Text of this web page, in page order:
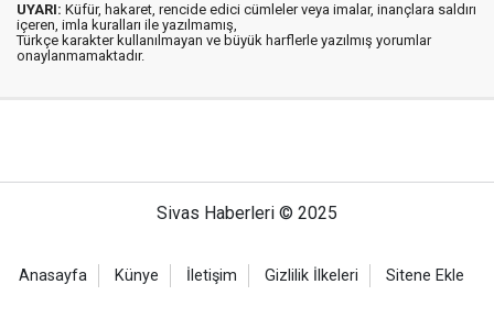
UYARI: Küfür, hakaret, rencide edici cümleler veya imalar, inançlara saldırı
içeren, imla kuralları ile yazılmamış,
Türkçe karakter kullanılmayan ve büyük harflerle yazılmış yorumlar
onaylanmamaktadır.
Sivas Haberleri © 2025
Anasayfa Künye İletişim Gizlilik İlkeleri Sitene Ekle